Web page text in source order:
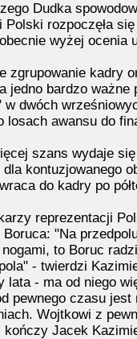
Dudka
Polski rozpoczęła
wyżej ocenia
zgrupowanie kadry
jedno bardzo
w dwóch
losach awansu do
szans wydaje
kontuzjowanego
do kadry po
reprezentacji
Boruca: "Na
to Boruc
- twierdzi
lata - ma od niego
pewnego czasu jest
Wojtkowi z
kończy Jacek